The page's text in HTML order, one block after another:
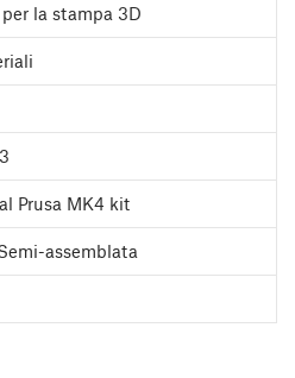
la stampa 3D
Prusa MK4 kit
assemblata